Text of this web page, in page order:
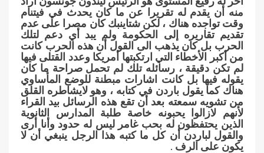
منه أن يقدم له تقريرا عن ما كان يحدث في فيتنام
وقت تواجده هناك ، لكن شتاينبك كان مصرا على عدم
تقديم تقاريره إلى الحكومة ولم يبد أي دعم لتلك
الحرب بل كان يذهب الى القول أن هذه الحرب كانت
من أكبر الأخطاء التي ارتكبتها أمريكا وعدد القتلى فيها
لم تكن دقيقة ، رسائله تلك لم تحمل صراحة ما كان
يقوله فيها بل كانت اشارات مبطنة للوضع المأساوي
هناك كما يقول باردن في كتابه ، وهو لايشاطره القلق
من تشويه سمعته بعد أن تقع هذه الرسائل بيد القراء
لأنهم لازالوا يحبونه خاصة طلبة المدارس الثانوية
الذين يحتفظون له بحب غامر ليس له حدود وأنا أرى
والقول لباردن أن كل ما كتبه هذا الرجل ينبغي أن لا
يكون على الرف .